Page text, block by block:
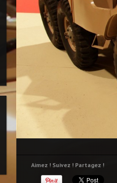
Aimez ! Suivez ! Partagez !